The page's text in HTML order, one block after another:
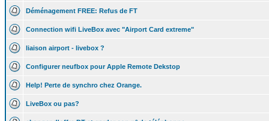
Déménagement FREE: Refus de FT
Connection wifi LiveBox avec "Airport Card extreme"
liaison airport - livebox ?
Configurer neufbox pour Apple Remote Dekstop
Help! Perte de synchro chez Orange.
LiveBox ou pas?